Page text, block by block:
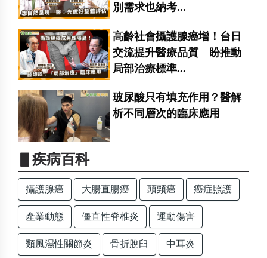
別需求也納考...
高齡社會攝護腺癌增！台日
交流提升醫療品質 盼推動
局部治療標準...
玻尿酸只有填充作用？醫解
析不同層次的臨床應用
▋疾病百科
攝護腺癌 大腸直腸癌 頭頸癌 癌症照護
產業動態 僵直性脊椎炎 運動傷害
類風濕性關節炎 骨折脫臼 中耳炎